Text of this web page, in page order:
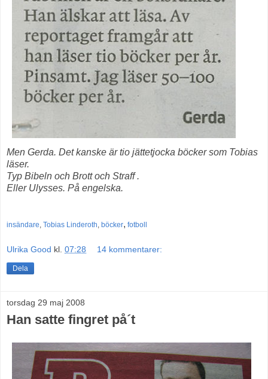
Men Gerda. Det kanske är tio jättetjocka böcker som Tobias
läser.
Typ Bibeln och Brott och Straff .
Eller Ulysses. På engelska.
insändare Tobias Linderoth böcker, fotboll
Ulrika Good kl. 07:28 14 kommentarer:
Dela
torsdag 29 maj 2008
Han satte fingret på´t